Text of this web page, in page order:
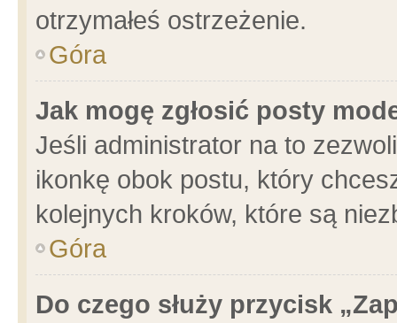
otrzymałeś ostrzeżenie.
Góra
Jak mogę zgłosić posty
Jeśli administrator na to
ikonkę obok postu, który
kolejnych kroków, które są
Góra
Do czego służy przycisk